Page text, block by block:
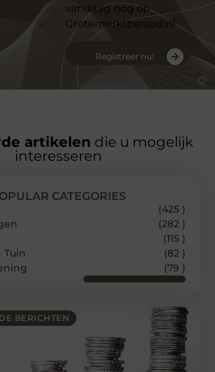
vandaag nog op
Grotemarktberaad.nl
Registreer nu!
artikelen die u mogelijk
interesseren
BERICHTEN
CATEGORIES
(425 )
(282 )
(115 )
Tuin
(82 )
(79 )